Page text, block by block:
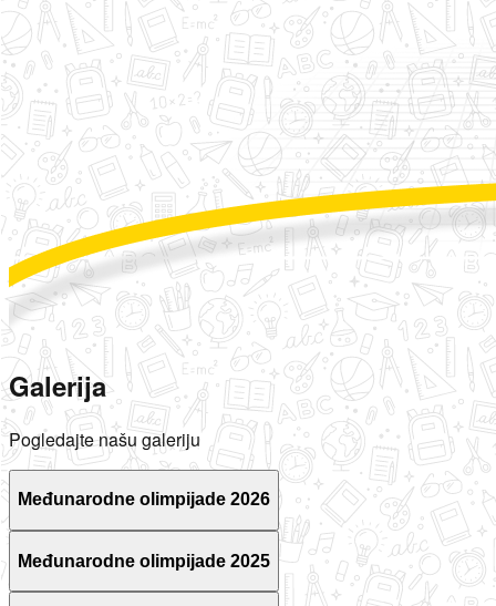
Galerija
Pogledajte našu galeriju
Međunarodne olimpijade 2026
Međunarodne olimpijade 2025